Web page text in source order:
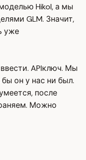
Hikol, а мы
GLM. Значит,
уже
APIключ. Мы
он у нас ни был.
после
Можно